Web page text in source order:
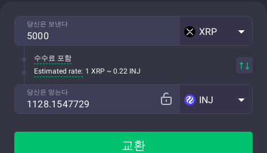
당신은 보낸다
XRP
수수료 포함
Estimated rate: 1 XRP ~ 0.22 INJ
당신은 얻는다
INJ
교환